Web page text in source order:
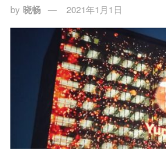
by 晓畅 2021年1月1日